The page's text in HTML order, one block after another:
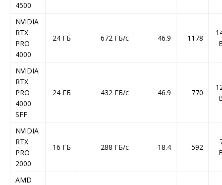
4500
NVIDIA
RTX
PRO
4000
24 ГБ 672 ГБ/с 46.9 1178
NVIDIA
RTX
PRO
4000
SFF
24 ГБ 432 ГБ/с 46.9 770
NVIDIA
RTX
PRO
2000
16 ГБ 288 ГБ/с 18.4 592
AMD